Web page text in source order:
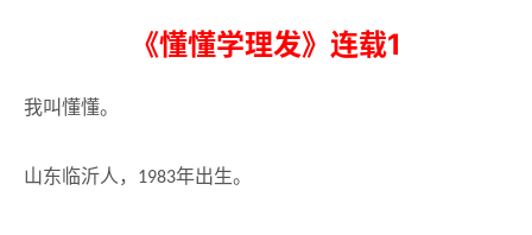
《懂懂学理发》连载1
我叫懂懂。
山东临沂人， 1983年出生。